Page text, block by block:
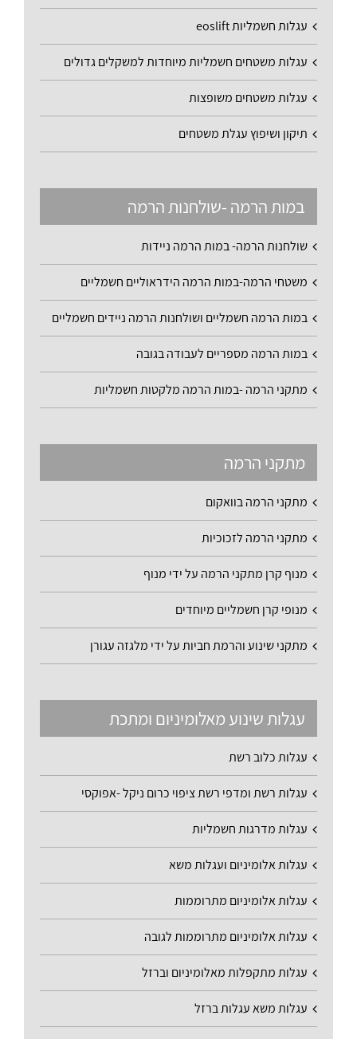
עגלות חשמליות eoslift
עגלות משטחים חשמליות מיוחדות למשקלים גדולים
עגלות משטחים משופצות
תיקון ושיפוץ עגלת משטחים
במות הרמה -שולחנות הרמה
שולחנות הרמה- במות הרמה ניידות
משטחי הרמה-במות הרמה הידראוליים חשמליים
במות הרמה חשמליים ושולחנות הרמה ניידים חשמליים
במות הרמה מספריים לעבודה בגובה
מתקני הרמה -במות הרמה מלקטות חשמליות
מתקני הרמה
מתקני הרמה בוואקום
מתקני הרמה לזכוכיות
מנוף קרן מתקני הרמה על ידי מנוף
מנופי קרן חשמליים מיוחדים
מתקני שינוע והרמת חביות על ידי מלגזה עגורן
עגלות שינוע מאלומיניום ומתכת
עגלות כלוב רשת
עגלות רשת ומדפי רשת ציפוי כרום ניקל -אפוקסי
עגלות מדרגות חשמליות
עגלות אלומיניום ועגלות משא
עגלות אלומיניום מתרוממות
עגלות אלומיניום מתרוממות לגובה
עגלות מתקפלות מאלומיניום וברזל
עגלות משא עגלות ברזל